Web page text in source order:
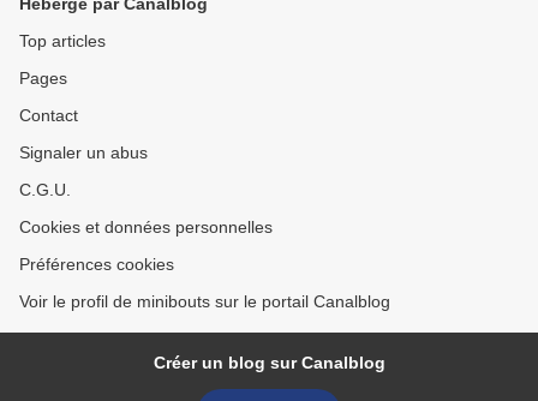
Top articles
Pages
Contact
Signaler un abus
C.G.U.
Cookies et données personnelles
Préférences cookies
Voir le profil de minibouts sur le portail Canalblog
Créer un blog sur Canalblog